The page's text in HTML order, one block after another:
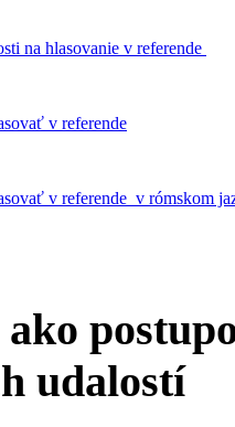
na hlasovanie v referende
v referende
v referende v rómskom
udalostí